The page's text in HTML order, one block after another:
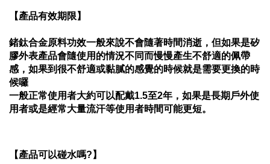
【產品有效期限】
鍺鈦合金原料功效一般來說不會隨著時間消逝，但如果是矽
膠外表產品會隨使用的情況不同而慢慢產生不舒適的佩帶
感，如果到很不舒適或黏膩的感覺的時候就是需要更換的時
候囉
一般正常使用者大約可以配戴1.5至2年，如果是長期戶外使
用者或是經常大量流汗等使用者時間可能更短。
【產品可以碰水嗎?】